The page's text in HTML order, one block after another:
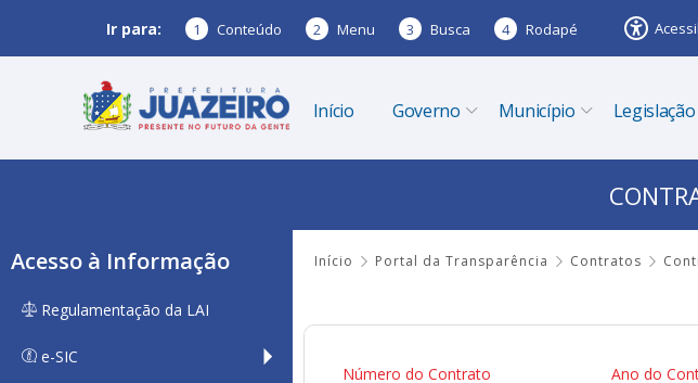
Ir para: 1 Conteúdo 2 Menu 3 Busca 4 Rodapé
Início Governo Município Legislação
Início Portal da Transparência Contratos
Acesso à Informação
Regulamentação da LAI
e-SIC
Número do Contrato Ano do